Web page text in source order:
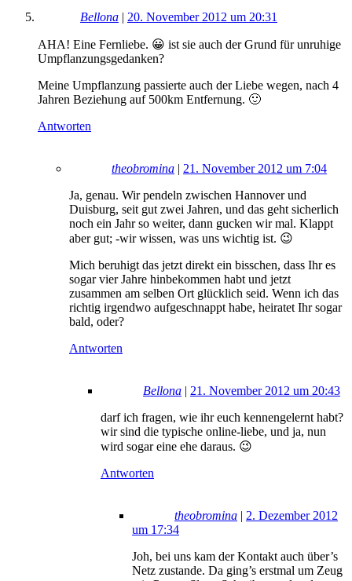
Bellona | 20. November 2012 um 20:31
AHA! Eine Fernliebe. 😀 ist sie auch der Grund für unruhige
Umpflanzungsgedanken?
Meine Umpflanzung passierte auch der Liebe wegen, nach 4
Jahren Beziehung auf 500km Entfernung. 🙂
Antworten
theobromina | 21. November 2012 um 7:04
Ja, genau. Wir pendeln zwischen Hannover und
Duisburg, seit gut zwei Jahren, und das geht sicherlich
noch ein Jahr so weiter, dann gucken wir mal. Klappt
aber gut; -wir wissen, was uns wichtig ist. 😉
Mich beruhigt das jetzt direkt ein bisschen, dass Ihr es
sogar vier Jahre hinbekommen habt und jetzt
zusammen am selben Ort glücklich seid. Wenn ich das
richtig irgendwo aufgeschnappt habe, heiratet Ihr sogar
bald, oder?
Antworten
Bellona | 21. November 2012 um 20:43
darf ich fragen, wie ihr euch kennengelernt habt?
wir sind die typische online-liebe, und ja, nun
wird sogar eine ehe daraus. 😉
Antworten
theobromina | 2. Dezember 2012
um 17:34
Joh, bei uns kam der Kontakt auch über’s
Netz zustande. Da ging’s erstmal um Zeug